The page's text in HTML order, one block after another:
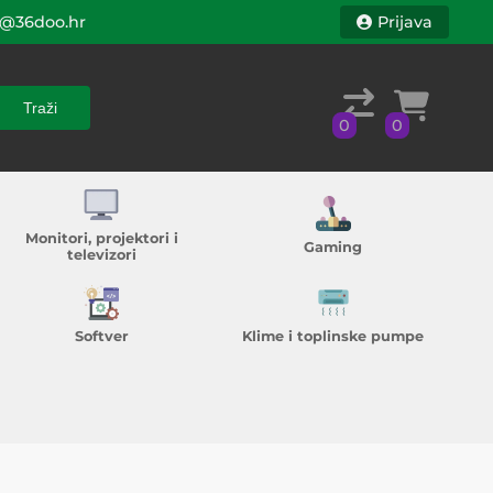
Traži
Prijava
Traži
0 0
Monitori, projektori i
televizori
Gaming
Softver Klime i toplinske pumpe